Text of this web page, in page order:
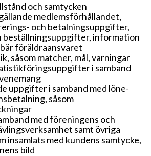
och samtycken
medlemsförhållandet,
och betalningsuppgifter,
beställningsuppgifter, information
bär föräldraansvaret
såsom matcher, mål, varningar
i samband
uppgifter i samband med löne-
såsom
med föreningens och
samt övriga
insamlats med kundens samtycke,
bild